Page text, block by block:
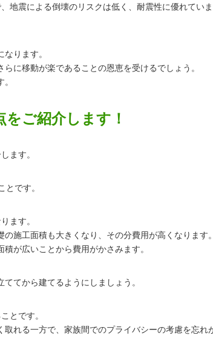
地震による倒壊のリスクは低く、耐震性に優れていま
ります。
に移動が楽であることの恩恵を受けるでしょう。
ご紹介します！
ます。
です。
ます。
施工面積も大きくなり、その分費用が高くなります。
が広いことから費用がかさみます。
てから建てるようにしましょう。
とです。
れる一方で、家族間でのプライバシーの考慮を忘れ